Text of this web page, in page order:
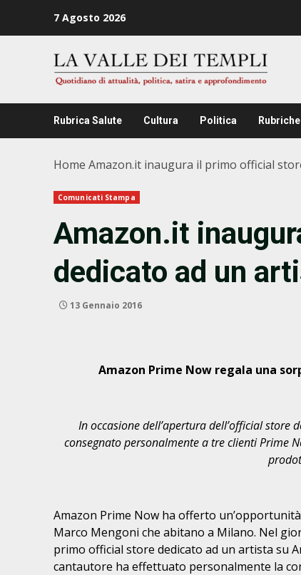
7 Agosto 2026
Rubrica Salute Cultura Politica Rubriche
Home Amazon.it inaugura il primo official
Comunicati Stampa
Amazon.it
dedicato ad un
13 Gennaio 2016
Amazon Prime Now regala una
In occasione dell’apertura dell’official store
consegnato personalmente a tre clienti Prime
Amazon Prime Now ha offerto
Marco Mengoni che abitano a Milano. Nel
primo official store dedicato ad un artista su
cantautore ha effettuato personalmente la